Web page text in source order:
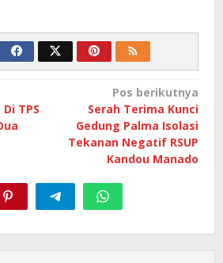
TPS
Pos berikutnya
Serah Terima Kunci
Gedung Palma Isolasi
Tekanan Negatif RSUP
Kandou Manado